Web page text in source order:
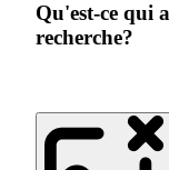
Qu'est-ce qui
recherche?